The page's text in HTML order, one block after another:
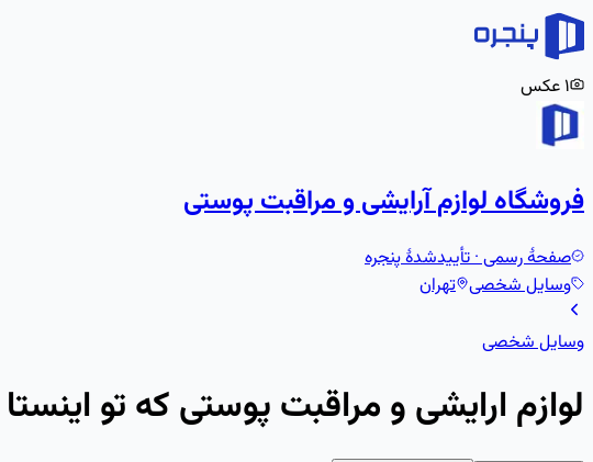
۱ عکس
فروشگاه لوازم آرایشی و مراقبت پوستی
صفحهٔ رسمی · تأییدشدهٔ پنجره
وسایل شخصی تهران
وسایل شخصی
لوازم ارایشی و مراقبت پوستی که تو